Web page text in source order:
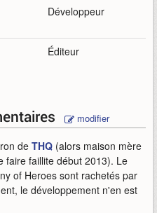
Développeur
Éditeur
modifier
de THQ (alors maison mère
faire faillite début 2013). Le
of Heroes sont rachetés par
le développement n'en est